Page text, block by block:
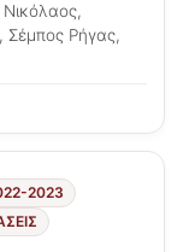
Σέμπος Ρήγας,
2023